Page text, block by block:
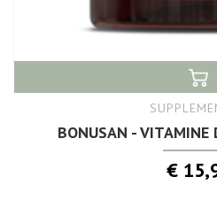
BONUSAN -
€